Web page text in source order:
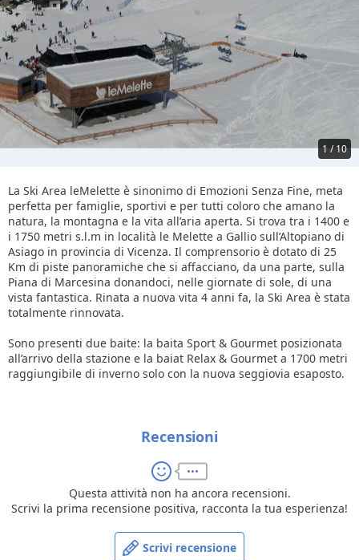
1 / 10
La Ski Area leMelette è sinonimo di Emozioni Senza Fine, meta
perfetta per famiglie, sportivi e per tutti coloro che amano la
natura, la montagna e la vita all’aria aperta. Si trova tra i 1400 e
i 1750 metri s.l.m in località le Melette a Gallio sull’Altopiano di
Asiago in provincia di Vicenza. Il comprensorio è dotato di 25
Km di piste panoramiche che si affacciano, da una parte, sulla
Piana di Marcesina donandoci, nelle giornate di sole, di una
vista fantastica. Rinata a nuova vita 4 anni fa, la Ski Area è stata
totalmente rinnovata.
Sono presenti due baite: la baita Sport & Gourmet posizionata
all’arrivo della stazione e la baiat Relax & Gourmet a 1700 metri
raggiungibile di inverno solo con la nuova seggiovia esaposto.
Recensioni
Questa attività non ha ancora recensioni.
Scrivi la prima recensione positiva, racconta la tua esperienza!
Scrivi recensione